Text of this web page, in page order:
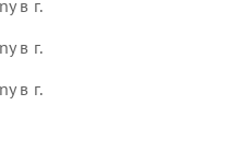
в г.
в г.
в г.
в г.